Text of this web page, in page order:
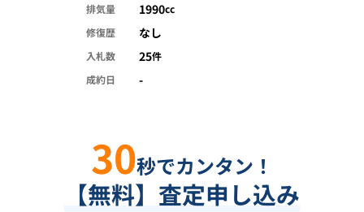
排気量 1990cc
修復歴
なし
入札数 25件
成約日
-
30秒でカンタン！
【無料】査定申し込み